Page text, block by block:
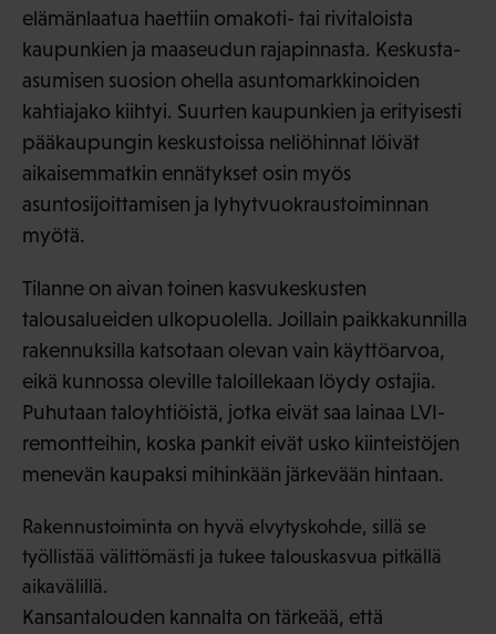
elämänlaatua haettiin omakoti- tai rivitaloista
kaupunkien ja maaseudun rajapinnasta. Keskusta-
asumisen suosion ohella asuntomarkkinoiden
kahtiajako kiihtyi. Suurten kaupunkien ja erityisesti
pääkaupungin keskustoissa neliöhinnat löivät
aikaisemmatkin ennätykset osin myös
asuntosijoittamisen ja lyhytvuokraustoiminnan
myötä.
Tilanne on aivan toinen kasvukeskusten
talousalueiden ulkopuolella. Joillain paikkakunnilla
rakennuksilla katsotaan olevan vain käyttöarvoa,
eikä kunnossa oleville taloillekaan löydy ostajia.
Puhutaan taloyhtiöistä, jotka eivät saa lainaa LVI-
remontteihin, koska pankit eivät usko kiinteistöjen
menevän kaupaksi mihinkään järkevään hintaan.
Rakennustoiminta on hyvä elvytyskohde, sillä se
työllistää välittömästi ja tukee talouskasvua pitkällä
aikavälillä.
Kansantalouden kannalta on tärkeää, että